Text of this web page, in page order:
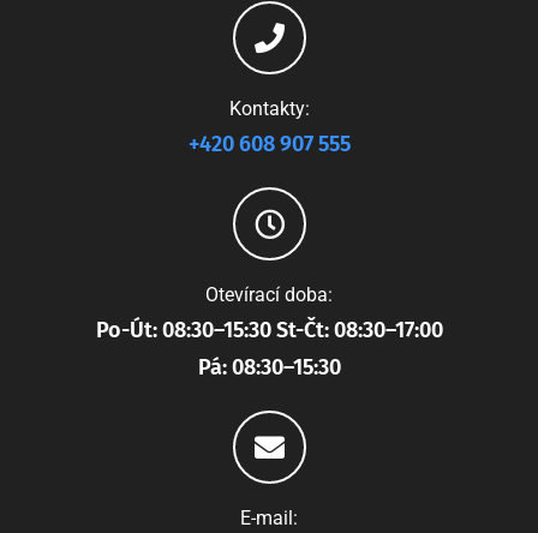
Kontakty:
+420 608 907 555
Otevírací doba:
Po-Út: 08:30–15:30 St-Čt: 08:30–17:00
Pá: 08:30–15:30
E-mail: